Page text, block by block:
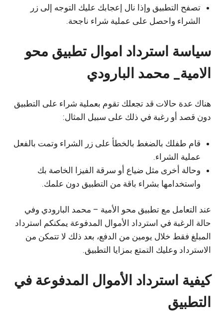
تصفح التطبيق وإذا نال إعجابك عليك التوجه إلى زر
الشراء واحصل على عملية شراء ناجحة.
سياسة استرداد اموال تطبيق محو
الامية_ محمد البارودي
هناك عدة حالات قد تجعلك تقوم بعملية شراء على التطبيق
دون قصد أو رغبة في ذلك على سبيل المثال:
قام طفلك بالضغط بالخطأ على زر الشراء وتمت بالفعل
عملية الشراء.
وحالة أخرى مثل ضياع أو سرقة الفيزا الخاصة بك
واستخدامها بشراء باقة من التطبيق دون علمك.
عند التعامل مع تطبيق محو الأمية – محمد البارودي وفي
حالة الرغبة في استرداد الأموال المدفوعة يمكنكم استرداد
المبلغ فقط خلال يومين من الدفع، بعد ذلك لا تتمكن من
الاسترداد وعليك التمتع بمزايا التطبيق.
كيفية استرداد الأموال المدفوعة في
التطبيق